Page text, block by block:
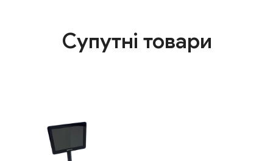
Супутні товари